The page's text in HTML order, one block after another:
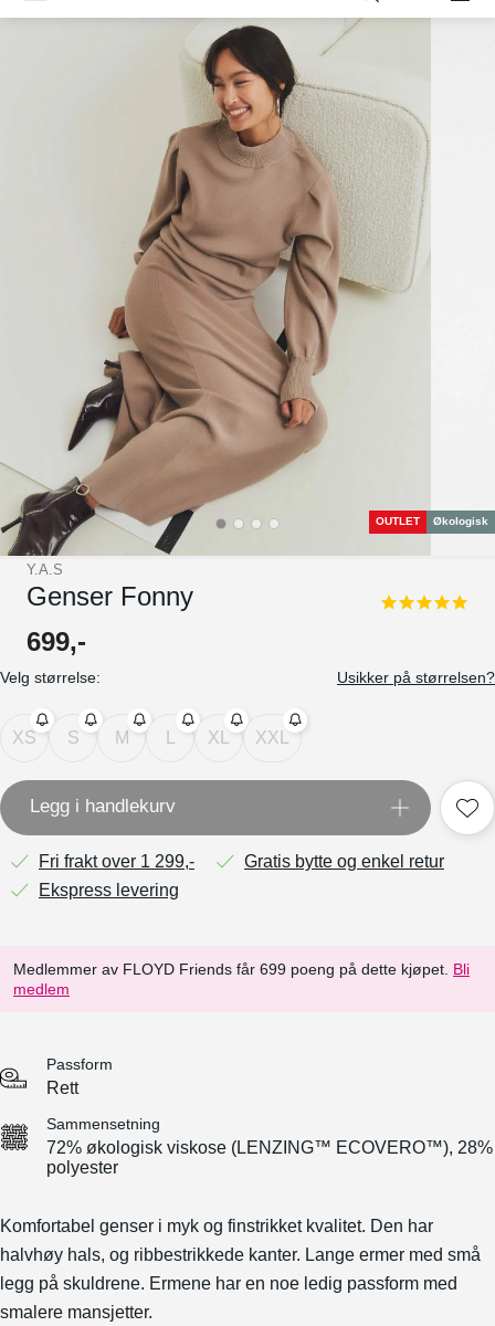
OUTLET Økologisk
Y.A.S
Genser Fonny
5.0
699,-
Velg størrelse: Usikker på størrelsen?
XS S M XL XXL
Legg i handlekurv
Fri frakt over 1 299,-
Gratis bytte og enkel retur
Ekspress levering
Medlemmer av FLOYD Friends får 699 poeng på dette kjøpet. Bli
medlem
Passform
Rett
Sammensetning
72% økologisk viskose (LENZING™ ECOVERO™), 28%
polyester
Komfortabel genser i myk og finstrikket kvalitet. Den har
halvhøy hals, og ribbestrikkede kanter. Lange ermer med små
legg på skuldrene. Ermene har en noe ledig passform med
smalere mansjetter.